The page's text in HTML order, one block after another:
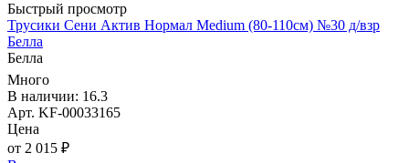
Быстрый просмотр
Трусики Сени Актив Нормал Medium (80-110см) №30 д/взр
Белла
Белла
Много
В наличии: 16.3
Арт. KF-00033165
Цена
от 2 015 ₽